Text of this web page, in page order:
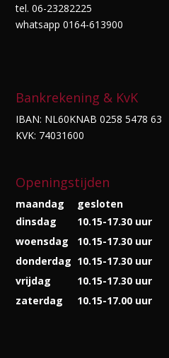
tel. 06-23282225
whatsapp 0164-613900
Bankrekening & KvK
IBAN: NL60KNAB 0258 5478 63
KVK: 74031600
Openingstijden
maandag
gesloten
dinsdag
10.15-17.30 uur
woensdag
10.15-17.30 uur
donderdag 10.15-17.30 uur
vrijdag
10.15-17.30 uur
zaterdag
10.15-17.00 uur